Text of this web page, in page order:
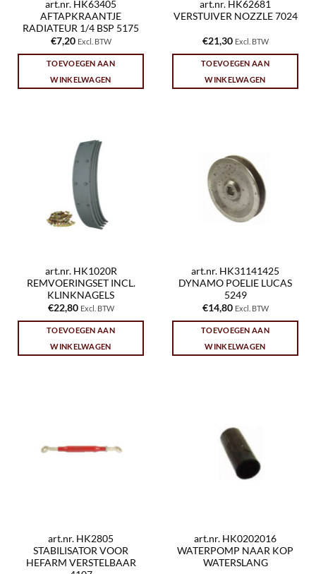
art.nr. HK63405
AFTAPKRAANTJE
RADIATEUR 1/4 BSP 5175
€7,20 Excl. BTW
TOEVOEGEN AAN
WINKELWAGEN
art.nr. HK62681
VERSTUIVER NOZZLE 7024
€21,30 Excl. BTW
TOEVOEGEN AAN
WINKELWAGEN
art.nr. HK1020R
REMVOERINGSET INCL.
KLINKNAGELS
€22,80 Excl. BTW
TOEVOEGEN AAN
WINKELWAGEN
art.nr. HK31141425
DYNAMO POELIE LUCAS
5249
€14,80 Excl. BTW
TOEVOEGEN AAN
WINKELWAGEN
art.nr. HK2805
STABILISATOR VOOR
HEFARM VERSTELBAAR
art.nr. HK0202016
WATERPOMP NAAR KOP
WATERSLANG